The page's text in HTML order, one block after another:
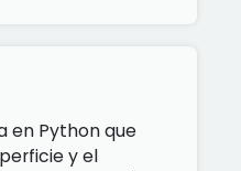
en Python que
y el